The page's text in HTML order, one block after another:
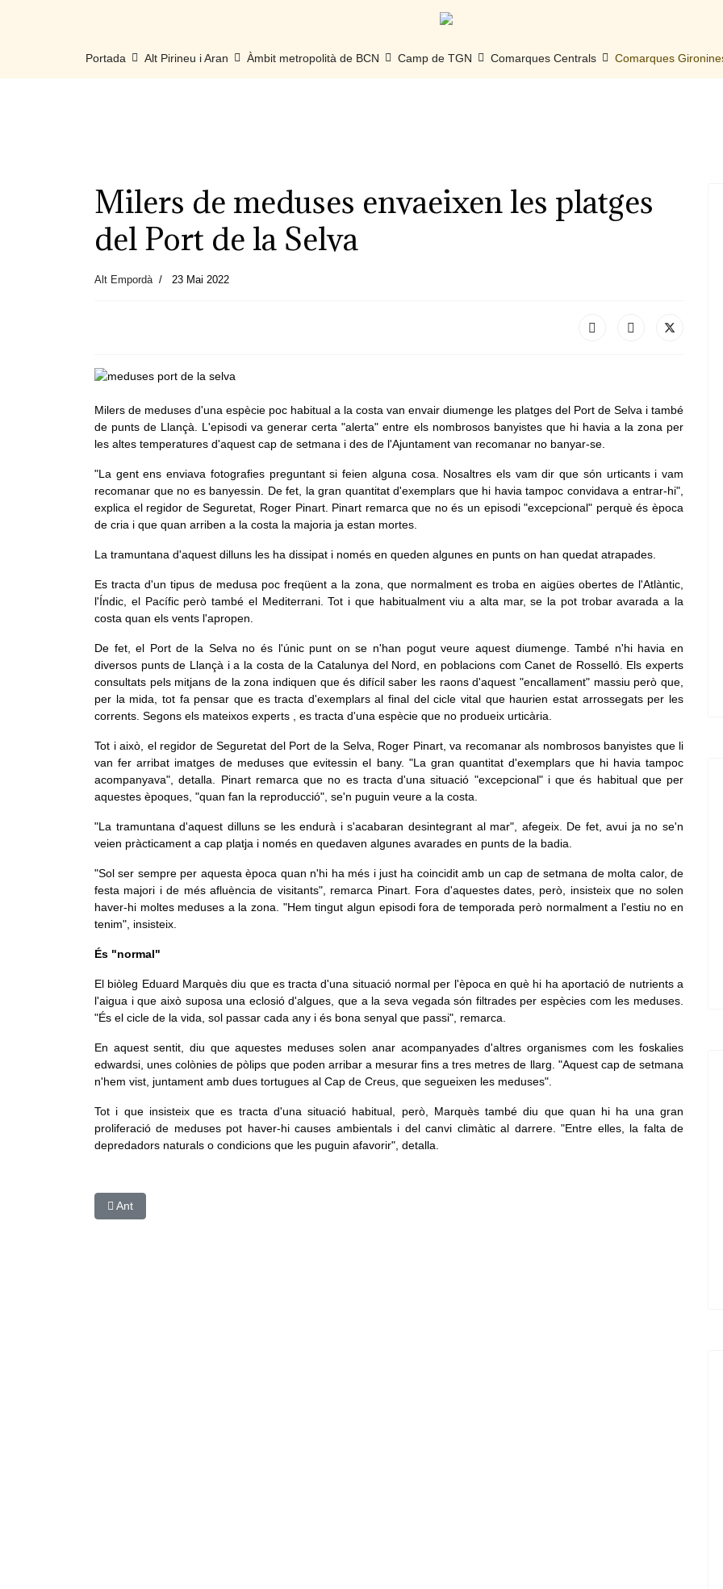
Portada Alt Pirineu i Aran Àmbit metropolità de BCN Camp de TGN Comarques Centrals Comarques
Milers de meduses envaeixen les platges
del Port de la Selva
Alt Empordà 23 Mai 2022
Milers de meduses d'una espècie poc habitual a la costa van envair diumenge les platges del Port de Selva i també
de punts de Llançà. L'episodi va generar certa "alerta" entre els nombrosos banyistes que hi havia a la zona per
les altes temperatures d'aquest cap de setmana i des de l'Ajuntament van recomanar no banyar-se.
"La gent ens enviava fotografies preguntant si feien alguna cosa. Nosaltres els vam dir que són urticants i vam
recomanar que no es banyessin. De fet, la gran quantitat d'exemplars que hi havia tampoc convidava a entrar-hi",
explica el regidor de Seguretat, Roger Pinart. Pinart remarca que no és un episodi "excepcional" perquè és època
de cria i que quan arriben a la costa la majoria ja estan mortes.
La tramuntana d'aquest dilluns les ha dissipat i només en queden algunes en punts on han quedat atrapades.
Es tracta d'un tipus de medusa poc freqüent a la zona, que normalment es troba en aigües obertes de l'Atlàntic,
l'Índic, el Pacífic però també el Mediterrani. Tot i que habitualment viu a alta mar, se la pot trobar avarada a la
costa quan els vents l'apropen.
De fet, el Port de la Selva no és l'únic punt on se n'han pogut veure aquest diumenge. També n'hi havia en
diversos punts de Llançà i a la costa de la Catalunya del Nord, en poblacions com Canet de Rosselló. Els experts
consultats pels mitjans de la zona indiquen que és difícil saber les raons d'aquest "encallament" massiu però que,
per la mida, tot fa pensar que es tracta d'exemplars al final del cicle vital que haurien estat arrossegats per les
corrents. Segons els mateixos experts , es tracta d'una espècie que no produeix urticària.
Tot i això, el regidor de Seguretat del Port de la Selva, Roger Pinart, va recomanar als nombrosos banyistes que li
van fer arribat imatges de meduses que evitessin el bany. "La gran quantitat d'exemplars que hi havia tampoc
acompanyava", detalla. Pinart remarca que no es tracta d'una situació "excepcional" i que és habitual que per
aquestes èpoques, "quan fan la reproducció", se'n puguin veure a la costa.
"La tramuntana d'aquest dilluns se les endurà i s'acabaran desintegrant al mar", afegeix. De fet, avui ja no se'n
veien pràcticament a cap platja i només en quedaven algunes avarades en punts de la badia.
"Sol ser sempre per aquesta època quan n'hi ha més i just ha coincidit amb un cap de setmana de molta calor, de
festa majori i de més afluència de visitants", remarca Pinart. Fora d'aquestes dates, però, insisteix que no solen
haver-hi moltes meduses a la zona. "Hem tingut algun episodi fora de temporada però normalment a l'estiu no en
tenim", insisteix.
És "normal"
El biòleg Eduard Marquès diu que es tracta d'una situació normal per l'època en què hi ha aportació de nutrients a
l'aigua i que això suposa una eclosió d'algues, que a la seva vegada són filtrades per espècies com les meduses.
"És el cicle de la vida, sol passar cada any i és bona senyal que passi", remarca.
En aquest sentit, diu que aquestes meduses solen anar acompanyades d'altres organismes com les foskalies
edwardsi, unes colònies de pòlips que poden arribar a mesurar fins a tres metres de llarg. "Aquest cap de setmana
n'hem vist, juntament amb dues tortugues al Cap de Creus, que segueixen les meduses".
Tot i que insisteix que es tracta d'una situació habitual, però, Marquès també diu que quan hi ha una gran
proliferació de meduses pot haver-hi causes ambientals i del canvi climàtic al darrere. "Entre elles, la falta de
depredadors naturals o condicions que les puguin afavorir", detalla.
Article anterior: Instal·len una planta solar fotovoltaica a la depuradora de Castelló d'Empúries per millorar l'eficiència
Ant